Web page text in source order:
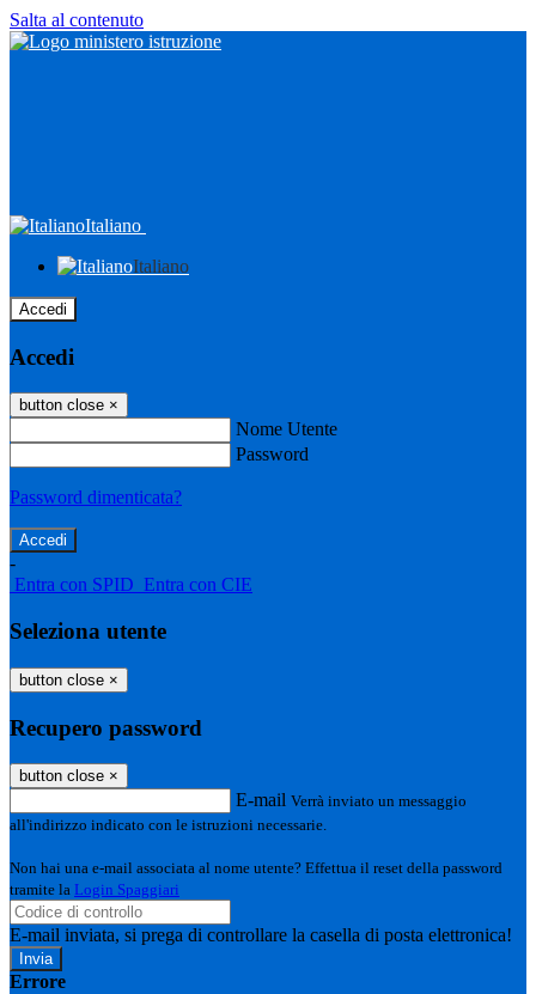
Salta al contenuto
Italiano
Italiano
Accedi
Accedi
button close ×
Nome Utente
Password
Password dimenticata?
-
Entra con SPID Entra con CIE
Seleziona utente
button close ×
Recupero password
button close ×
E-mail Verrà inviato un messaggio
all'indirizzo indicato con le istruzioni necessarie.
Non hai una e-mail associata al nome utente? Effettua il reset della password
tramite la Login Spaggiari
E-mail inviata, si prega di controllare la casella di posta elettronica!
Errore